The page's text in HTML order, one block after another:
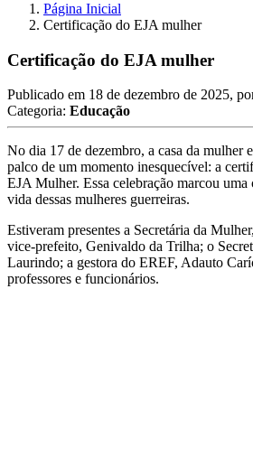
Página Inicial
Certificação do EJA mulher
Certificação do EJA mulher
Publicado em 18 de dezembro de 2025,
Categoria: Educação
No dia 17 de dezembro, a casa da mulher
palco de um momento inesquecível: a
EJA Mulher. Essa celebração marcou
vida dessas mulheres guerreiras.
Estiveram presentes a Secretária da
vice-prefeito, Genivaldo da Trilha; o
Laurindo; a gestora do EREF, Adauto
professores e funcionários.